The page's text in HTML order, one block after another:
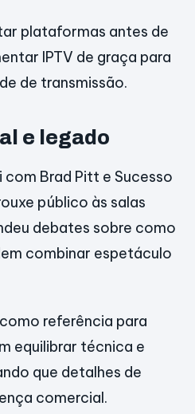
plataformas antes de
IPTV de graça para
de transmissão.
e legado
com Brad Pitt e Sucesso
público às salas
debates sobre como
combinar espetáculo
referência para
equilibrar técnica e
que detalhes de
comercial.